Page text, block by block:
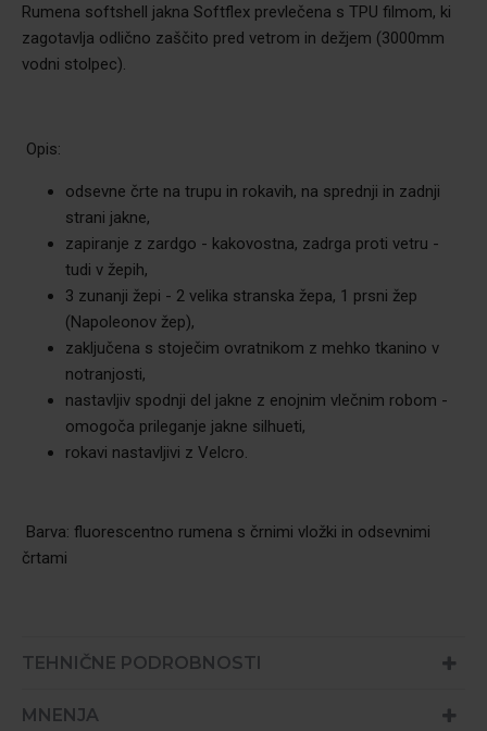
Rumena softshell jakna Softflex prevlečena s TPU filmom, ki
zagotavlja odlično zaščito pred vetrom in dežjem (3000mm
vodni stolpec).
Opis:
odsevne črte na trupu in rokavih, na sprednji in zadnji
strani jakne,
zapiranje z zardgo - kakovostna, zadrga proti vetru -
tudi v žepih,
3 zunanji žepi - 2 velika stranska žepa, 1 prsni žep
(Napoleonov žep),
zaključena s stoječim ovratnikom z mehko tkanino v
notranjosti,
nastavljiv spodnji del jakne z enojnim vlečnim robom -
omogoča prileganje jakne silhueti,
rokavi nastavljivi z Velcro.
Barva: fluorescentno rumena s črnimi vložki in odsevnimi
črtami
TEHNIČNE PODROBNOSTI
MNENJA